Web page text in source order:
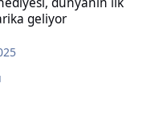
geliyor